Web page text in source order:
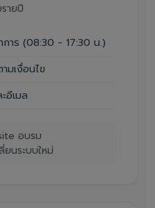
ายปี
การ (08:30 - 17:30 น.)
มเงื่อนไข
อีเมล
อบรม
ยนระบบใหม่